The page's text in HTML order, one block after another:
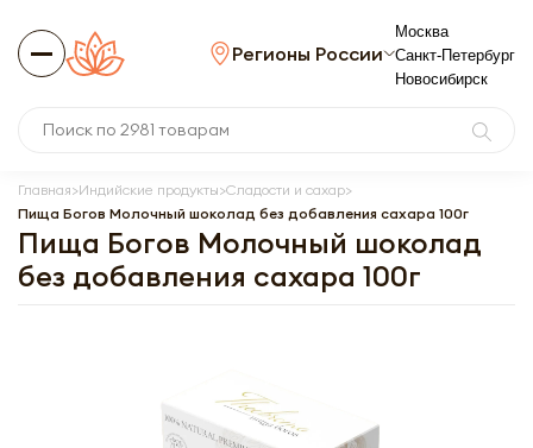
Регионы России
Москва
Санкт-Петербург
Новосибирск
Главная Индийские продукты Сладости и сахар
Пища Богов Молочный шоколад без добавления сахара 100г
Пища Богов Молочный шоколад
без добавления сахара 100г